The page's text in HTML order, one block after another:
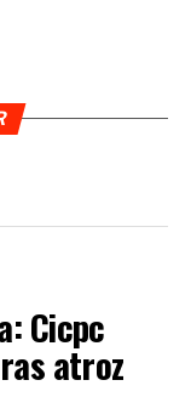
Cicpc
atroz